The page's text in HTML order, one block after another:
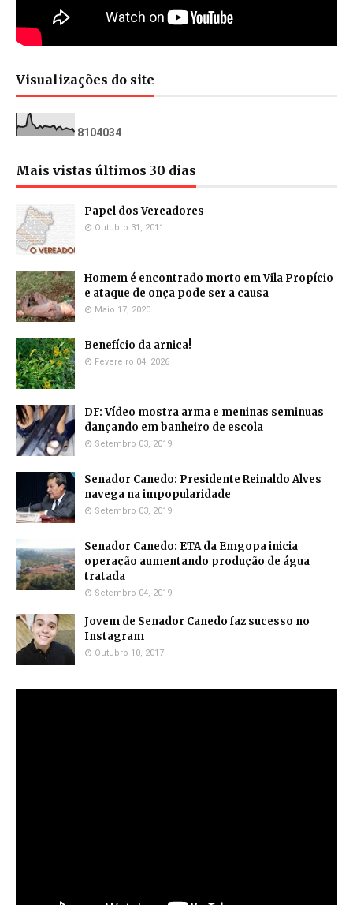
Visualizações do site
81 04034
Mais vistas últimos 30 dias
Papel dos Vereadores
Outubro 31, 2011
Homem é encontrado morto em Vila Propício
e ataque de onça pode ser a causa
Maio 17, 2020
Benefício da arnica!
Fevereiro 04, 2026
DF: Vídeo mostra arma e meninas seminuas
dançando em banheiro de escola
Setembro 03, 2019
Senador Canedo: Presidente Reinaldo Alves
navega na impopularidade
Setembro 03, 2019
Senador Canedo: ETA da Emgopa inicia
operação aumentando produção de água
tratada
Setembro 04, 2019
Jovem de Senador Canedo faz sucesso no
Instagram
Outubro 10, 2017